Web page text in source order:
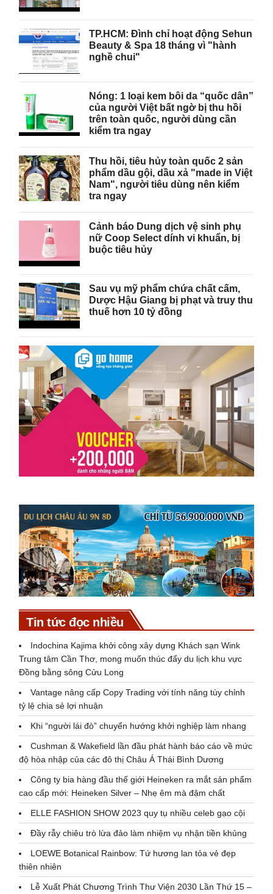
TP.HCM: Đình chỉ hoạt động Sehun
Beauty & Spa 18 tháng vì "hành
nghề chui"
Nóng: 1 loại kem bôi da “quốc dân”
của người Việt bất ngờ bị thu hồi
trên toàn quốc, người dùng cần
kiểm tra ngay
Thu hồi, tiêu hủy toàn quốc 2 sản
phẩm dầu gội, dầu xả "made in Việt
Nam", người tiêu dùng nên kiểm
tra ngay
Cảnh báo Dung dịch vệ sinh phụ
nữ Coop Select dính vi khuẩn, bị
buộc tiêu hủy
Sau vụ mỹ phẩm chứa chất cấm,
Dược Hậu Giang bị phạt và truy thu
thuế hơn 10 tỷ đồng
Tin tức đọc nhiều
Indochina Kajima khởi công xây dựng Khách sạn Wink
Trung tâm Cần Thơ, mong muốn thúc đẩy du lịch khu vực
Đồng bằng sông Cửu Long
Vantage nâng cấp Copy Trading với tính năng tùy chỉnh
tỷ lệ chia sẻ lợi nhuận
Khi “người lái đò” chuyển hướng khởi nghiệp làm nhang
Cushman & Wakefield lần đầu phát hành báo cáo về mức
độ hòa nhập của các đô thị Châu Á Thái Bình Dương
Công ty bia hàng đầu thế giới Heineken ra mắt sản phẩm
cao cấp mới: Heineken Silver – Nhẹ êm mà đậm chất
ELLE FASHION SHOW 2023 quy tụ nhiều celeb gạo cội
Đầy rẫy chiêu trò lừa đảo làm nhiệm vụ nhận tiền khủng
LOEWE Botanical Rainbow: Tứ hương lan tỏa vẻ đẹp
thiên nhiên
Lễ Xuất Phát Chương Trình Thư Viện 2030 Lần Thứ 15 –